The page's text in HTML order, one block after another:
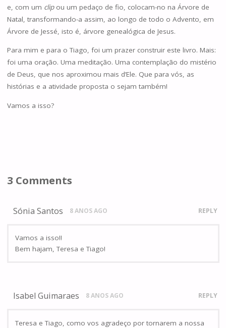
e, com um clipou um pedaço de fio, colocam-no na Árvore de
Natal, transformando-a assim, ao longo de todo o Advento, em
Árvore de Jessé, isto é, árvore genealógica de Jesus.
Para mim e para o Tiago, foi um prazer construir este livro. Mais:
foi uma oração. Uma meditação. Uma contemplação do mistério
de Deus, que nos aproximou mais d’Ele. Que para vós, as
histórias e a atividade proposta o sejam também!
Vamos a isso?
3 Comments
Sónia Santos 8 ANOS AGO REPLY
Vamos a isso!!
Bem hajam, Teresa e Tiago!
Isabel Guimaraes 8 ANOS AGO REPLY
Teresa e Tiago, como vos agradeço por tornarem a nossa